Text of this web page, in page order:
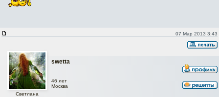
07 Мар 2013 3:43
swetta
Светлана
46 лет
Москва